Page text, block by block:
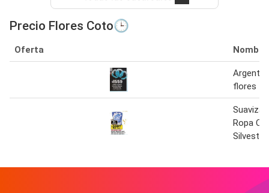
Precio Flores Coto🕒
Oferta Nombre
flores
Ropa